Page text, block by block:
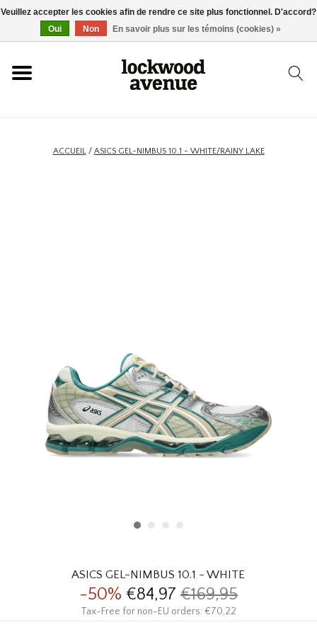
ACCUEIL
MARQUES
ACCUEIL/ ASICS GEL-NIMBUS 10.1 - WHITE/RAINY LAKE
ASICS GEL-NIMBUS 10.1 - WHITE
-50% €84,97 €169,95
Tax-Free for non-EU orders: €70,22
Veuillez accepter les cookies afin de rendre ce site plus fonctionnel. D'accord?
Oui
Non En savoir plus sur les témoins (cookies) »